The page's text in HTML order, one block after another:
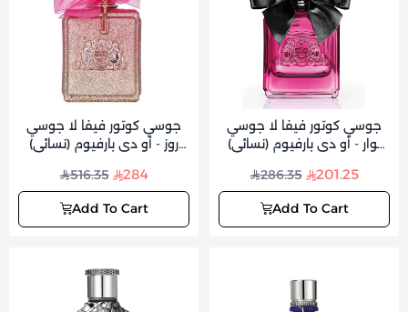
جوسي كوتور فيفا لا جوسي
روز - أو دي بارفيوم (نسائي)
516.35 284
Add To Cart
جوسي كوتور فيفا لا جوسي
نوار - أو دي بارفيوم (نسائي)
286.35 201.25
Add To Cart